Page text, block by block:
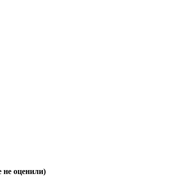
оценили)